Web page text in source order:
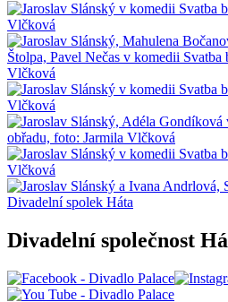
Divadelní společnost